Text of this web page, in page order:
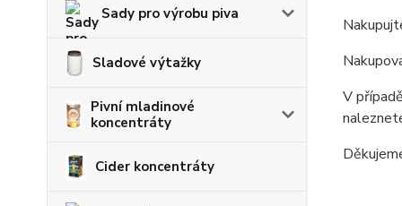
Sady pro výrobu piva
Sladové výtažky
Pivní mladinové
koncentráty
Cider koncentráty
V